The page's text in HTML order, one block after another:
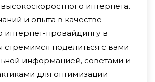
высокоскоростного интернета.
и опыта в качестве
интернет-провайдингу в
поделиться с вами
информацией, советами и
для оптимизации